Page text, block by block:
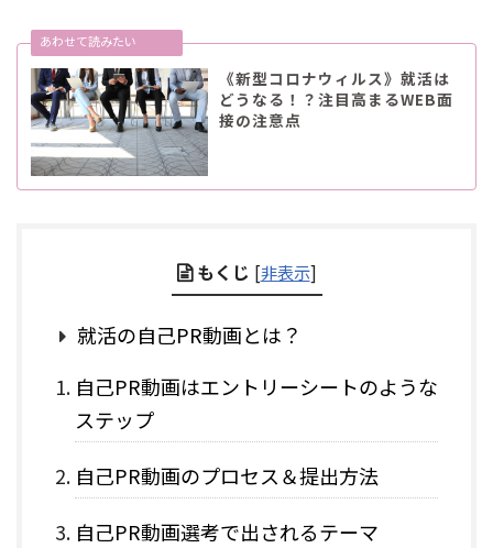
《新型コロナウィルス》就活は
どうなる！？注目高まるWEB面
接の注意点
もくじ [非表示]
就活の自己PR動画とは？
自己PR動画はエントリーシートのような
ステップ
自己PR動画のプロセス＆提出方法
自己PR動画選考で出されるテーマ